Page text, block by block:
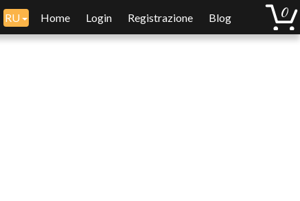
RU Home Login Registrazione Blog